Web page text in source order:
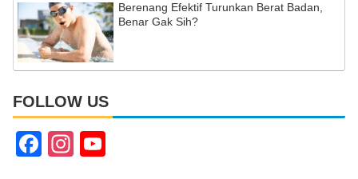
Berenang Efektif Turunkan Berat Badan,
Benar Gak Sih?
FOLLOW US
F
In